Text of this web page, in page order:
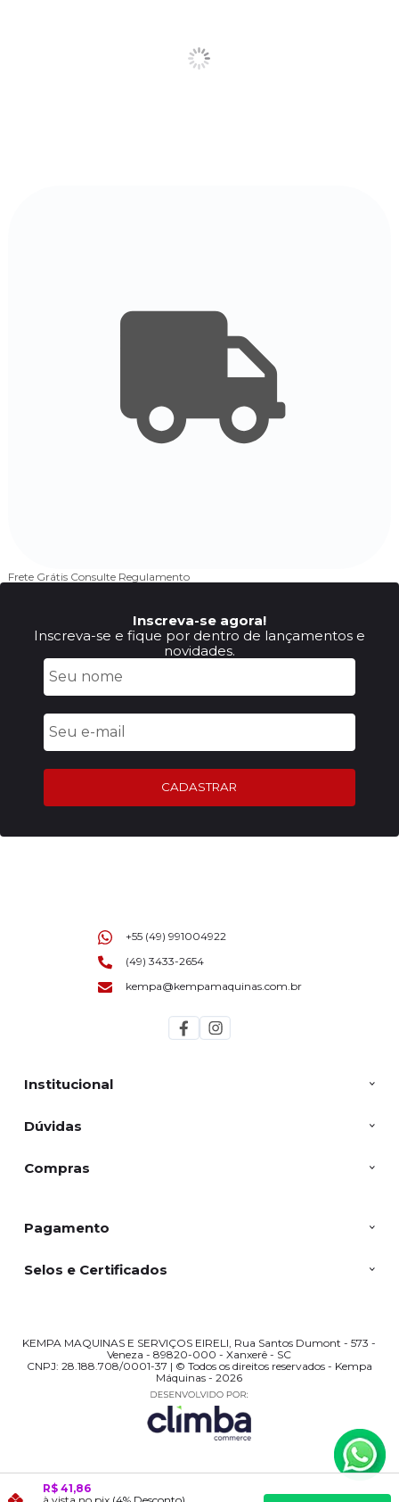
Frete Grátis Consulte Regulamento
Inscreva-se agora!
Inscreva-se e fique por dentro de lançamentos e
novidades.
CADASTRAR
Institucional
Dúvidas
Compras
+55 (49) 991004922
(49) 3433-2654
kempa@kempamaquinas.com.br
Pagamento
Selos e Certificados
KEMPA MAQUINAS E SERVIÇOS EIRELI, Rua Santos Dumont - 573 -
Veneza - 89820-000 - Xanxerê - SC
CNPJ: 28.188.708/0001-37 | © Todos os direitos reservados - Kempa
Máquinas - 2026
R$ 41,86